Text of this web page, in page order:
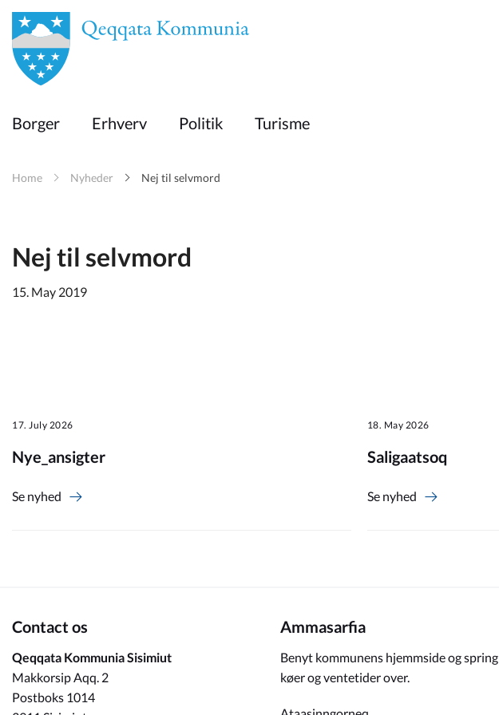
en
Borger
Erhverv
Borger Erhverv Politik Turisme
Home Nyheder Nej til selvmord
Nej til selvmord
15. May 2019
17. July 2026
Nye_ansigter
Se nyhed
18. May 2026
Saligaatsoq
Se nyhed
Contact os
Qeqqata Kommunia Sisimiut
Makkorsip Aqq. 2
Postboks 1014
Ammasarfia
Benyt kommunens hjemmside og spring
køer og ventetider over.